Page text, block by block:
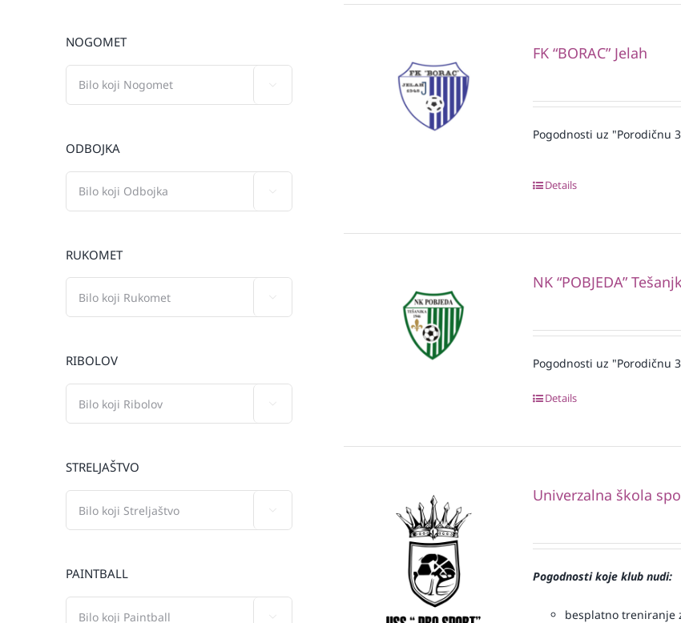
FK “BORAC” Jelah
Pogodnosti uz "Porodičnu
Details
NK “POBJEDA”
Pogodnosti uz "Porodičnu
Details
Univerzalna škola
Pogodnosti koje klub nudi:
besplatno treniranje
NOGOMET
ODBOJKA
RUKOMET
RIBOLOV
STRELJAŠTVO
PAINTBALL